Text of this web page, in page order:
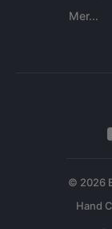
Mer...
© 2026